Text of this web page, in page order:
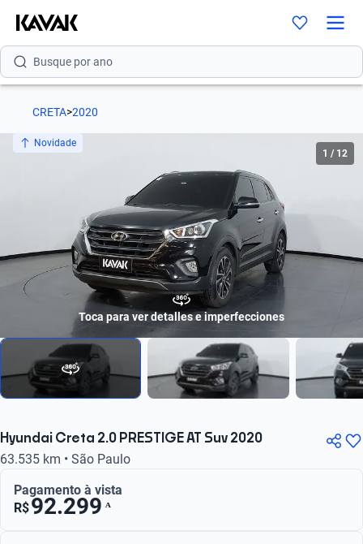
Busque por versão
Busque por ano
CRETA>2020
Toca para ver detalles e imperfecciones
Novidade
1 / 12
Hyundai Creta 2.0 PRESTIGE AT Suv 2020
63.535 km • São Paulo
Pagamento à vista
R$92.299 ᴬ